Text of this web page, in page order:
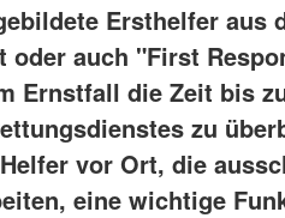
Ersthelfer aus
oder auch "First
Ernstfall die Zeit bis
zu
vor Ort, die
eine wichtige